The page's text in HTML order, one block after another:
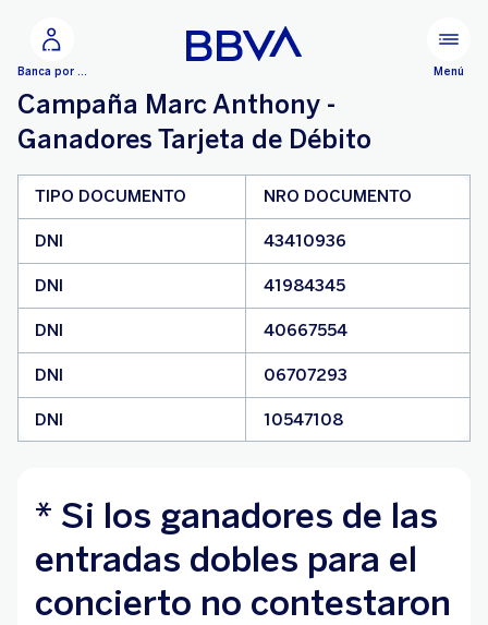
Banca por Internet Menú
Campaña Marc Anthony -
Ganadores Tarjeta de Débito
TIPO DOCUMENTO NRO DOCUMENTO
DNI 43410936
DNI 41984345
DNI 40667554
DNI 06707293
DNI 10547108
* Si los ganadores de las
entradas dobles para el
concierto no contestaron